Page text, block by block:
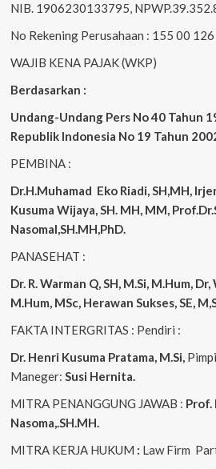
NIB. 1906230133795,
No Rekening Perusahaan : 155 00
WAJIB KENA PAJAK (WKP)
Berdasarkan :
Undang-Undang Pers No 40 Tahun
Republik Indonesia No 19 Tahun
PEMBINA :
Dr.H.Muhamad Eko Riadi, SH,MH,
Kusuma Wijaya, SH. MH, MM,
Nasomal,SH.MH,PhD.
PANASEHAT :
Dr. R. Warman Q, SH, M.Si, M.Hum,
M.Hum, MSc, Herawan Sukses, SE,
FAKTA INTERGRITAS : Pendiri :
Dr. Henri Kusuma Pratama, M.Si,
Maneger: Susi Hernita.
MITRA PENANGGUNG JAWAB : Prof.
Nasoma,.SH.MH.
MITRA KERJA HUKUM : Law Firm